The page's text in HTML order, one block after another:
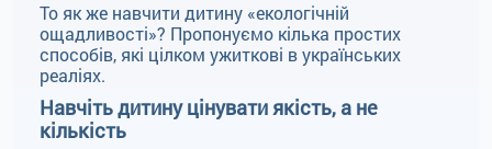
То як же навчити дитину «екологічній
ощадливості»? Пропонуємо кілька простих
способів, які цілком ужиткові в українських
реаліях.
Навчіть дитину цінувати якість, а не
кількість